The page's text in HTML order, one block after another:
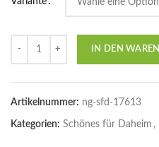
IN DEN
Artikelnummer: ng-sfd-17613
Kategorien: Schönes für Daheim ,